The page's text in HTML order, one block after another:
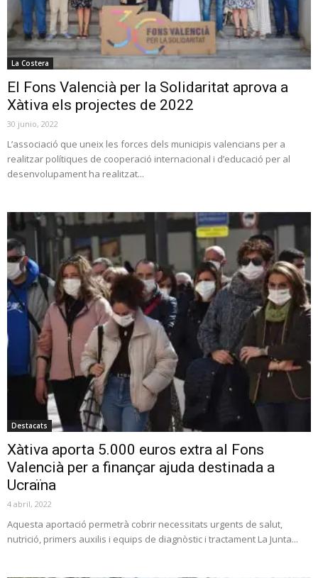
La Costera
El Fons Valencià per la Solidaritat aprova a
Xàtiva els projectes de 2022
30 junio, 2022
L’associació que uneix les forces dels municipis valencians per a
realitzar polítiques de cooperació internacional i d’educació per al
desenvolupament ha realitzat...
Destacats
Xàtiva aporta 5.000 euros extra al Fons
Valencià per a finançar ajuda destinada a
Ucraïna
4 abril, 2022
Aquesta aportació permetrà cobrir necessitats urgents de salut,
nutrició, primers auxilis i equips de diagnòstic i tractament La Junta...